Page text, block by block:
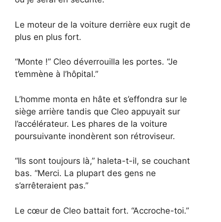
Le moteur de la voiture derrière eux rugit de
plus en plus fort.
“Monte !” Cleo déverrouilla les portes. “Je
t’emmène à l’hôpital.”
L’homme monta en hâte et s’effondra sur le
siège arrière tandis que Cleo appuyait sur
l’accélérateur. Les phares de la voiture
poursuivante inondèrent son rétroviseur.
“Ils sont toujours là,” haleta-t-il, se couchant
bas. “Merci. La plupart des gens ne
s’arrêteraient pas.”
Le cœur de Cleo battait fort. “Accroche-toi.”